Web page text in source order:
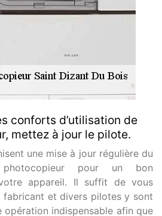
conforts d’utilisation de
mettez à jour le pilote.
une mise à jour régulière du
pour un bon
appareil. Il suffit de vous
et divers pilotes y sont
opération indispensable afin que